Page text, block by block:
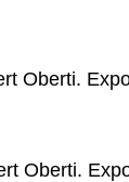
Oberti.
Oberti.